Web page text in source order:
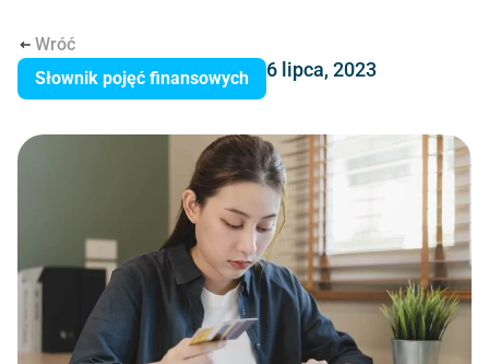
Wróć
Słownik pojęć finansowych
6 lipca, 2023